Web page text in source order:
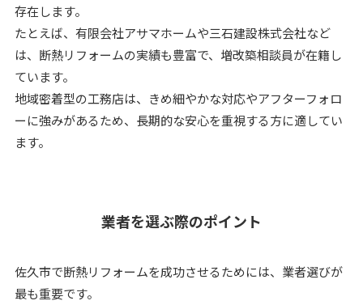
存在します。
たとえば、有限会社アサマホームや三石建設株式会社など
は、断熱リフォームの実績も豊富で、増改築相談員が在籍し
ています。
地域密着型の工務店は、きめ細やかな対応やアフターフォロ
ーに強みがあるため、長期的な安心を重視する方に適してい
ます。
業者を選ぶ際のポイント
佐久市で断熱リフォームを成功させるためには、業者選びが
最も重要です。